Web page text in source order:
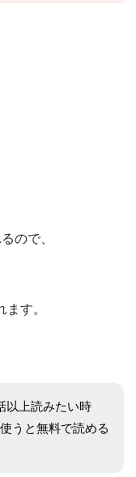
ので、
す。
以上読みたい時
うと無料で読める